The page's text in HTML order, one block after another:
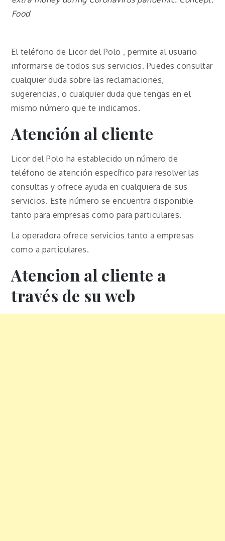
Food
El teléfono de Licor del Polo , permite al usuario
informarse de todos sus servicios. Puedes consultar
cualquier duda sobre las reclamaciones,
sugerencias, o cualquier duda que tengas en el
mismo número que te indicamos.
Atención al cliente
Licor del Polo ha establecido un número de
teléfono de atención específico para resolver las
consultas y ofrece ayuda en cualquiera de sus
servicios. Este número se encuentra disponible
tanto para empresas como para particulares.
La operadora ofrece servicios tanto a empresas
como a particulares.
Atencion al cliente a
través de su web